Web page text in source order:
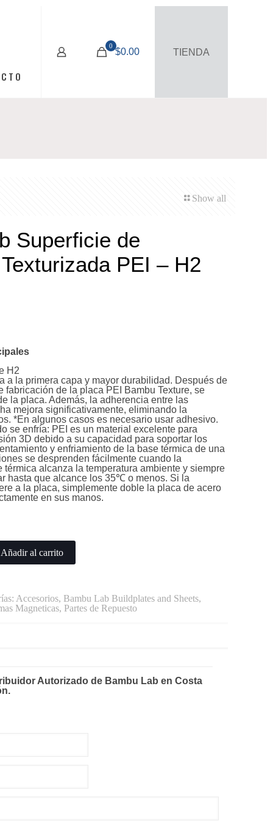
0
$0.00 TIENDA
Show all
Superficie de
PEI – H2
H2
a la primera capa y mayor durabilidad. Después de
fabricación de la placa PEI Bambu Texture, se
la placa. Además, la adherencia entre las
mejora significativamente, eliminando la
*En algunos casos es necesario usar adhesivo.
se enfría: PEI es un material excelente para
3D debido a su capacidad para soportar los
y enfriamiento de la base térmica de una
se desprenden fácilmente cuando la
térmica alcanza la temperatura ambiente y siempre
hasta que alcance los 35℃ o menos. Si la
a la placa, simplemente doble la placa de acero
en sus manos.
Añadir al carrito
Accesorios, Bambu Lab Buildplates and Sheets,
Magneticas, Partes de Repuesto
Autorizado de Bambu Lab en Costa